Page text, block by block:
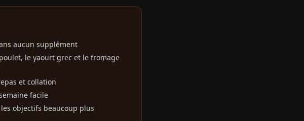
aucun supplément
le yaourt grec et le fromage
et collation
facile
objectifs beaucoup plus